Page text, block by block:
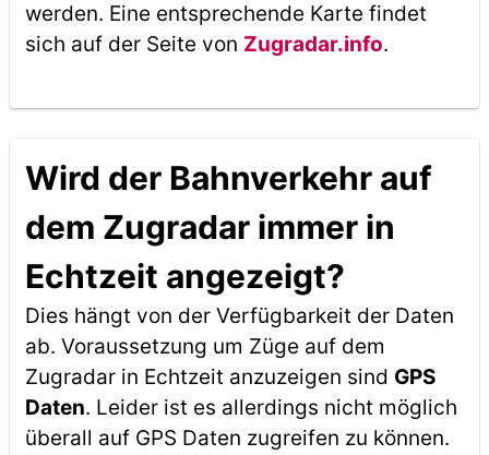
werden. Eine entsprechende Karte findet
sich auf der Seite von Zugradar.info.
Wird der Bahnverkehr auf
dem Zugradar immer in
Echtzeit angezeigt?
Dies hängt von der Verfügbarkeit der Daten
ab. Voraussetzung um Züge auf dem
Zugradar in Echtzeit anzuzeigen sind GPS
Daten. Leider ist es allerdings nicht möglich
überall auf GPS Daten zugreifen zu können.